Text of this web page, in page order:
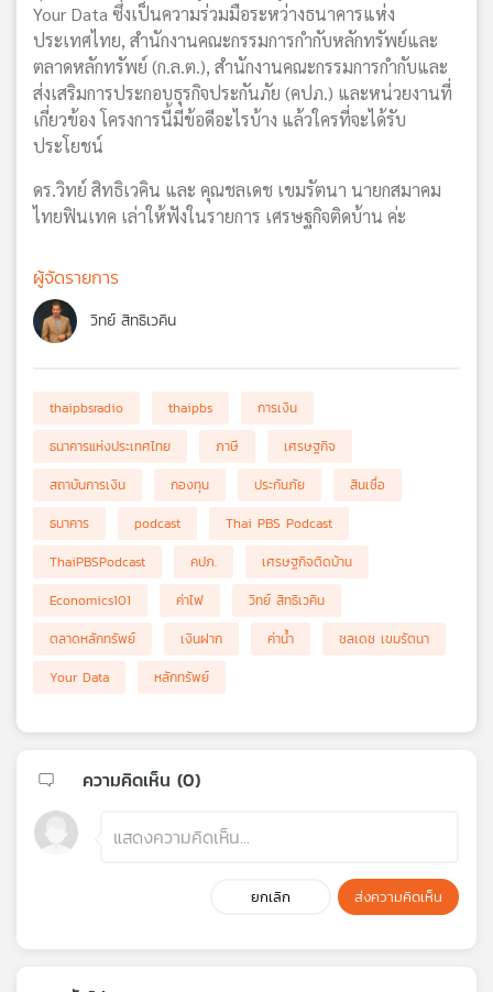
Your Data ซึ่งเป็นความร่วมมือระหว่างธนาคารแห่ง
ประเทศไทย, สำนักงานคณะกรรมการกำกับหลักทรัพย์และ
ตลาดหลักทรัพย์ (ก.ล.ต.), สำนักงานคณะกรรมการกำกับและ
ส่งเสริมการประกอบธุรกิจประกันภัย (คปภ.) และหน่วยงานที่
เกี่ยวข้อง โครงการนี้มีข้อดีอะไรบ้าง แล้วใครที่จะได้รับ
ประโยชน์
ดร.วิทย์ สิทธิเวคิน และ คุณชลเดช เขมรัตนา นายกสมาคม
ไทยฟินเทค เล่าให้ฟังในรายการ เศรษฐกิจติดบ้าน ค่ะ
ผู้จัดรายการ
วิทย์ สิทธิเวคิน
thaipbsradio thaipbs
การเงิน
ธนาคารแห่งประเทศไทย
ภาษี
เศรษฐกิจ
สถาบันการเงิน
กองทุน ประกันภัย
สินเชื่อ
ธนาคาร
podcast
Thai PBS Podcast
ThaiPBSPodcast
คปภ.
เศรษฐกิจติดบ้าน
Economics101
ค่าไฟ
วิทย์ สิทธิเวคิน
ตลาดหลักทรัพย์
เงินฝาก ค่าน้ำ
ชลเดช เขมรัตนา
Your Data
หลักทรัพย์
ความคิดเห็น (0)
ยกเลิก ส่งความคิดเห็น